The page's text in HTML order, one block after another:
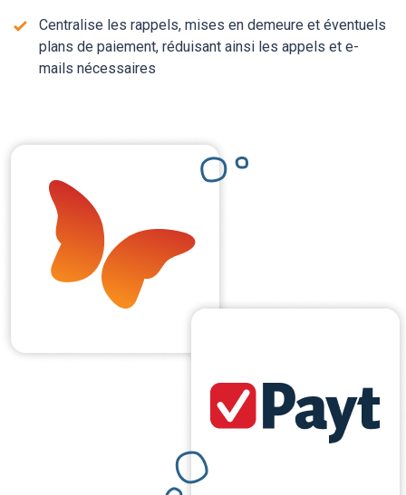
Centralise les rappels, mises en demeure et éventuels
plans de paiement, réduisant ainsi les appels et e-
mails nécessaires